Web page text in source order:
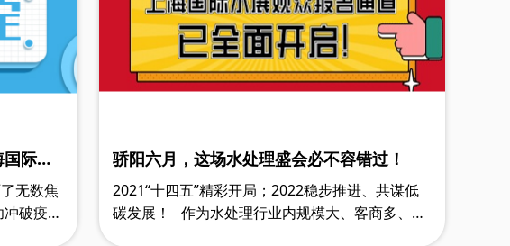
际水
破疫情
骄阳六月，这场水处理盛会必不容错过！
2021“十四五”精彩开局；2022稳步推进、共谋低
碳发展！ 作为水处理行业内规模大、客商多、辐